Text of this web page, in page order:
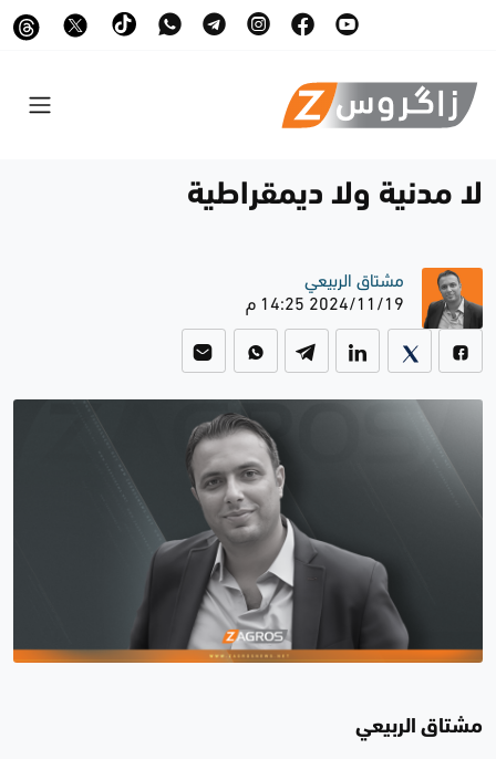
لا مدنية ولا ديمقراطية
مشتاق الربيعي
2024/11/19 14:25 م
مشتاق الربيعي